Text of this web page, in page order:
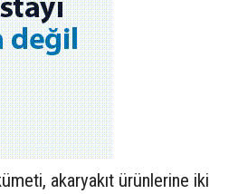
akaryakıt ürünlerine iki